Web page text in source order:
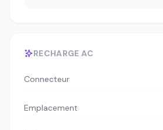
RECHARGE AC
Connecteur
Emplacement